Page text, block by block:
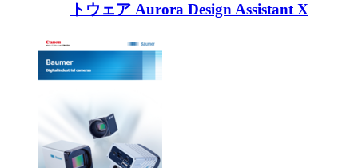
トウェア Aurora Design Assistant X